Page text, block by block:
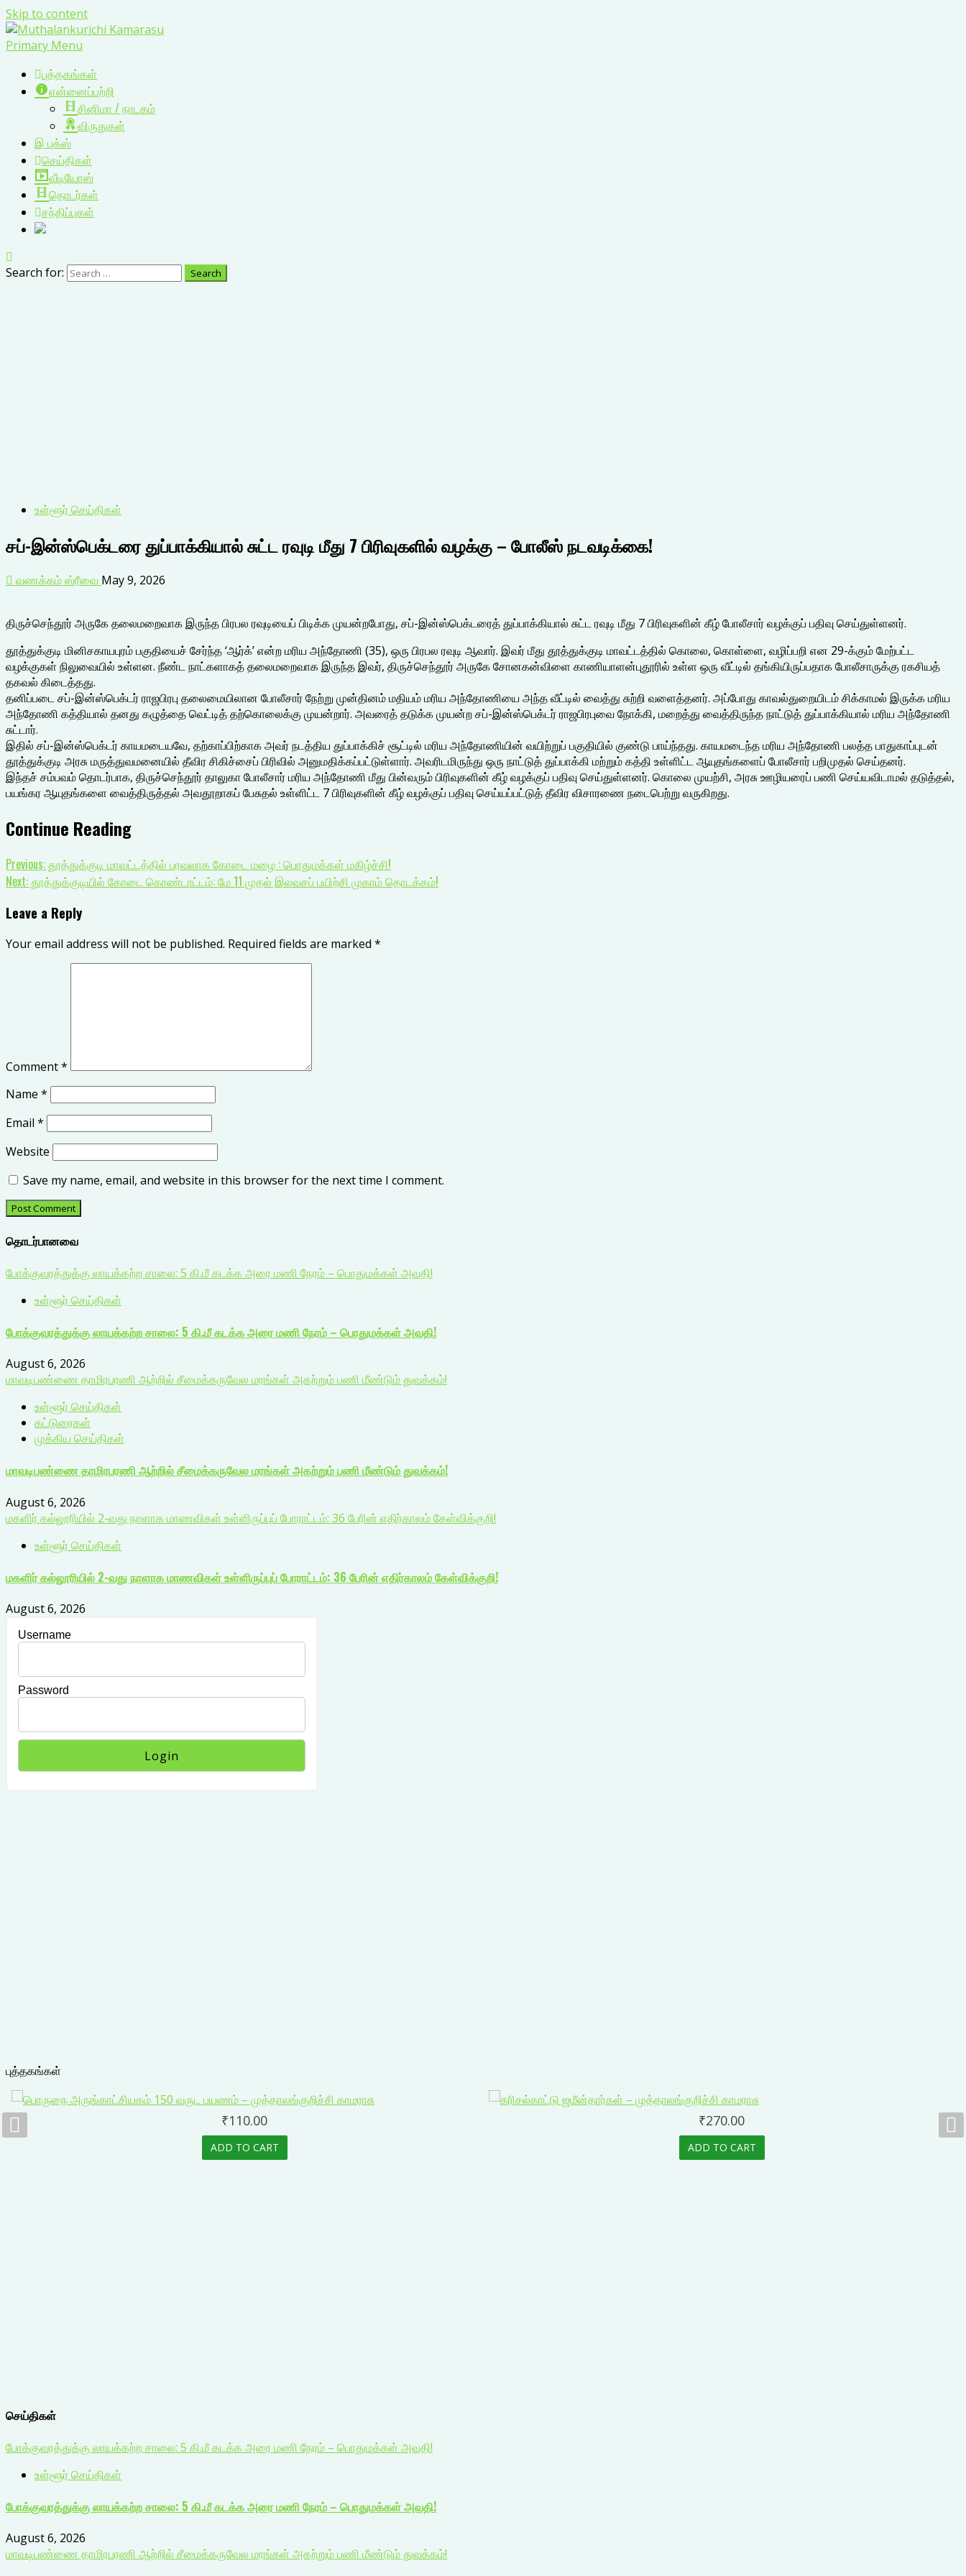
Skip to content
Primary Menu
புத்தகங்கள்
என்னைப்பற்றி
சினிமா / நாடகம்
விருதுகள்
இ புக்ஸ்
செய்திகள்
வீடியோஸ்
தொடர்கள்
சந்திப்புகள்
Search for:
உள்ளூர் செய்திகள்
சப்-இன்ஸ்பெக்டரை துப்பாக்கியால் சுட்ட ரவுடி மீது 7 பிரிவுகளில் வழக்கு – போலீஸ் நடவடிக்கை!
வணக்கம் ஸ்ரீவை May 9, 2026
திருச்செந்தூர் அருகே தலைமறைவாக இருந்த பிரபல ரவுடியைப் பிடிக்க முயன்றபோது, சப்-இன்ஸ்பெக்டரைத் துப்பாக்கியால் சுட்ட ரவுடி மீது 7 பிரிவுகளின் கீழ் போலீசார் வழக்குப் பதிவு செய்துள்ளனர்.
தூத்துக்குடி மினிசகாயபுரம் பகுதியைச் சேர்ந்த ‘ஆர்க்’ என்ற மரிய அந்தோணி (35), ஒரு பிரபல ரவுடி ஆவார். இவர் மீது தூத்துக்குடி மாவட்டத்தில் கொலை, கொள்ளை, வழிப்பறி என 29-க்கும் மேற்பட்ட
வழக்குகள் நிலுவையில் உள்ளன. நீண்ட நாட்களாகத் தலைமறைவாக இருந்த இவர், திருச்செந்தூர் அருகே சோனகன்விளை காணியாளன்புதூரில் உள்ள ஒரு வீட்டில் தங்கியிருப்பதாக போலீசாருக்கு ரகசியத்
தகவல் கிடைத்தது.
தனிப்படை சப்-இன்ஸ்பெக்டர் ராஜபிரபு தலைமையிலான போலீசார் நேற்று முன்தினம் மதியம் மரிய அந்தோணியை அந்த வீட்டில் வைத்து சுற்றி வளைத்தனர். அப்போது காவல்துறையிடம் சிக்காமல் இருக்க மரிய
அந்தோணி கத்தியால் தனது கழுத்தை வெட்டித் தற்கொலைக்கு முயன்றார். அவரைத் தடுக்க முயன்ற சப்-இன்ஸ்பெக்டர் ராஜபிரபுவை நோக்கி, மறைத்து வைத்திருந்த நாட்டுத் துப்பாக்கியால் மரிய அந்தோணி
சுட்டார்.
இதில் சப்-இன்ஸ்பெக்டர் காயமடையவே, தற்காப்பிற்காக அவர் நடத்திய துப்பாக்கிச் சூட்டில் மரிய அந்தோணியின் வயிற்றுப் பகுதியில் குண்டு பாய்ந்தது. காயமடைந்த மரிய அந்தோணி பலத்த பாதுகாப்புடன்
தூத்துக்குடி அரசு மருத்துவமனையில் தீவிர சிகிச்சைப் பிரிவில் அனுமதிக்கப்பட்டுள்ளார். அவரிடமிருந்து ஒரு நாட்டுத் துப்பாக்கி மற்றும் கத்தி உள்ளிட்ட ஆயுதங்களைப் போலீசார் பறிமுதல் செய்தனர்.
இந்தச் சம்பவம் தொடர்பாக, திருச்செந்தூர் தாலுகா போலீசார் மரிய அந்தோணி மீது பின்வரும் பிரிவுகளின் கீழ் வழக்குப் பதிவு செய்துள்ளனர். கொலை முயற்சி, அரசு ஊழியரைப் பணி செய்யவிடாமல் தடுத்தல்,
பயங்கர ஆயுதங்களை வைத்திருத்தல் அவதூறாகப் பேசுதல் உள்ளிட்ட 7 பிரிவுகளின் கீழ் வழக்குப் பதிவு செய்யப்பட்டுத் தீவிர விசாரணை நடைபெற்று வருகிறது.
Continue Reading
Previous:தூத்துக்குடி மாவட்டத்தில் பரவலாக கோடை மழை : பொதுமக்கள் மகிழ்ச்சி!
Next:தூத்துக்குடியில் கோடை கொண்டாட்டம்: மே 11 முதல் இலவசப் பயிற்சி முகாம் தொடக்கம்!
Leave a Reply
Your email address will not be published. Required fields are marked *
Comment*
Name *
Email *
Website
Save my name, email, and website in this browser for the next time I comment.
தொடர்பானவை
போக்குவரத்துக்கு லாயக்கற்ற சாலை: 5 கி.மீ கடக்க அரை மணி நேரம் – பொதுமக்கள் அவதி!
உள்ளூர் செய்திகள்
போக்குவரத்துக்கு லாயக்கற்ற சாலை: 5 கி.மீ கடக்க அரை மணி நேரம் – பொதுமக்கள் அவதி!
August 6, 2026
மாவடிபண்ணை தாமிரபரணி ஆற்றில் சீமைக்கருவேல மரங்கள் அகற்றும் பணி மீண்டும் துவக்கம்!
உள்ளூர் செய்திகள்
கட்டுரைகள்
முக்கிய செய்திகள்
மாவடிபண்ணை தாமிரபரணி ஆற்றில் சீமைக்கருவேல மரங்கள் அகற்றும் பணி மீண்டும் துவக்கம்!
August 6, 2026
மகளிர் கல்லூரியில் 2-வது நாளாக மாணவிகள் உள்ளிருப்புப் போராட்டம்: 36 பேரின் எதிர்காலம் கேள்விக்குறி!
உள்ளூர் செய்திகள்
மகளிர் கல்லூரியில் 2-வது நாளாக மாணவிகள் உள்ளிருப்புப் போராட்டம்: 36 பேரின் எதிர்காலம் கேள்விக்குறி!
August 6, 2026
Username
Password
புத்தகங்கள்
₹110.00
ADD TO CART
₹270.00
ADD TO CART
செய்திகள்
போக்குவரத்துக்கு லாயக்கற்ற சாலை: 5 கி.மீ கடக்க அரை மணி நேரம் – பொதுமக்கள் அவதி!
உள்ளூர் செய்திகள்
போக்குவரத்துக்கு லாயக்கற்ற சாலை: 5 கி.மீ கடக்க அரை மணி நேரம் – பொதுமக்கள் அவதி!
August 6, 2026
மாவடிபண்ணை தாமிரபரணி ஆற்றில் சீமைக்கருவேல மரங்கள் அகற்றும் பணி மீண்டும் துவக்கம்!